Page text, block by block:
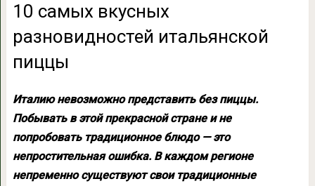
10 самых вкусных
разновидностей итальянской
пиццы
Италию невозможно представить без пиццы.
Побывать в этой прекрасной стране и не
попробовать традиционное блюдо — это
непростительная ошибка. В каждом регионе
непременно существуют свои традиционные